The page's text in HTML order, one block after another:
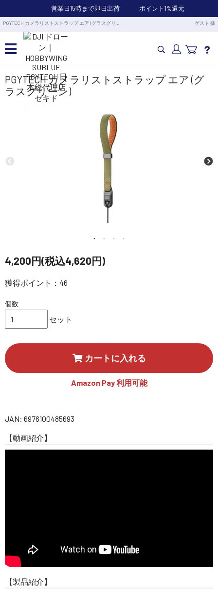
営業日15時まで即日出荷 ポイント1%還元
PGYTECH カメラリストストラップ エア (グラスグリ … ゲスト 様
カメラドローン・生活家電
業務用ドローン・業務関連製品
水中ドローン(ROV)・水中スクーター
講習会･国家資格･WEBセミナー
サポート・Q&A / 法人・学生のお客様
SEKIDO
PGYTECH カメラリストストラップ エア (グ
ラスグリーン)
4,200円(税込4,620円)
獲得ポイント：46
個数
セット
カートに入れる
Amazon Pay 利用可能
JAN: 6976100485693
【動画紹介】
【製品紹介】